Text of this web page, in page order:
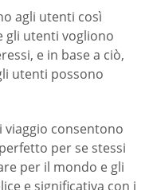
agli utenti così
gli utenti vogliono
e in base a ciò,
utenti possono
viaggio consentono
per se stessi
per il mondo e gli
e significativa con i